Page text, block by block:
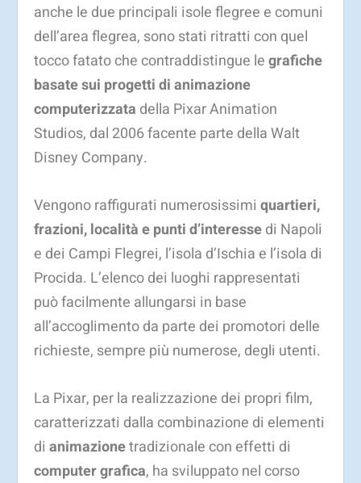
anche le due principali isole flegree e comuni
dell’area flegrea, sono stati ritratti con quel
tocco fatato che contraddistingue legrafiche
basate sui progetti di animazione
computerizzata della Pixar Animation
Studios, dal 2006 facente parte della Walt
Disney Company.
Vengono raffigurati numerosissimiquartieri,
frazioni, località e punti d’interessedi Napoli
e dei Campi Flegrei, l’isola d’Ischia e l’isola di
Procida. L’elenco dei luoghi rappresentati
può facilmente allungarsi in base
all’accoglimento da parte dei promotori delle
richieste, sempre più numerose, degli utenti.
La Pixar, per la realizzazione dei propri film,
caratterizzati dalla combinazione di elementi
dianimazionetradizionale con effetti di
computer grafica, ha sviluppato nel corso